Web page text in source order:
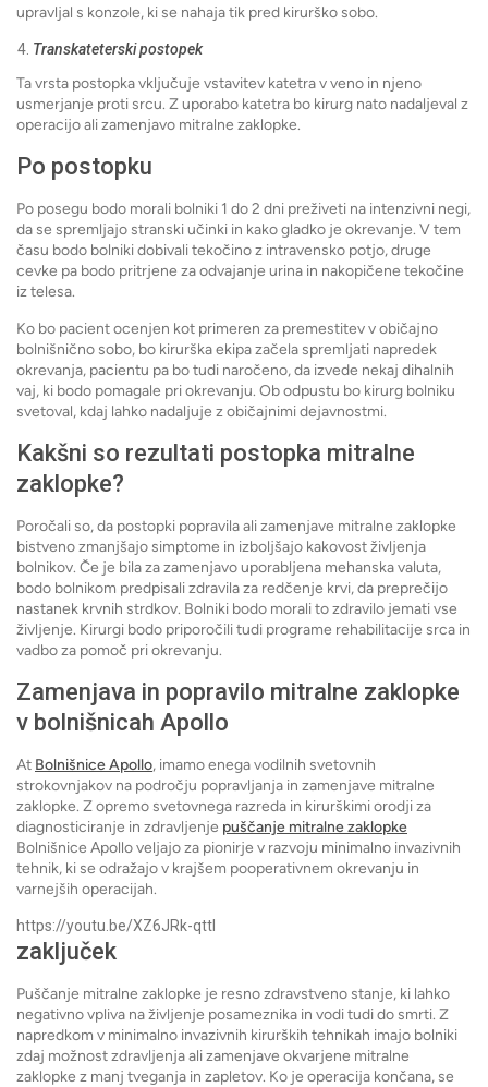
upravljal s konzole, ki se nahaja tik pred kirurško sobo.
Transkateterski postopek
Ta vrsta postopka vključuje vstavitev katetra v veno in njeno
usmerjanje proti srcu. Z uporabo katetra bo kirurg nato nadaljeval z
operacijo ali zamenjavo mitralne zaklopke.
Po postopku
Po posegu bodo morali bolniki 1 do 2 dni preživeti na intenzivni negi,
da se spremljajo stranski učinki in kako gladko je okrevanje. V tem
času bodo bolniki dobivali tekočino z intravensko potjo, druge
cevke pa bodo pritrjene za odvajanje urina in nakopičene tekočine
iz telesa.
Ko bo pacient ocenjen kot primeren za premestitev v običajno
bolnišnično sobo, bo kirurška ekipa začela spremljati napredek
okrevanja, pacientu pa bo tudi naročeno, da izvede nekaj dihalnih
vaj, ki bodo pomagale pri okrevanju. Ob odpustu bo kirurg bolniku
svetoval, kdaj lahko nadaljuje z običajnimi dejavnostmi.
Kakšni so rezultati postopka mitralne
zaklopke?
Poročali so, da postopki popravila ali zamenjave mitralne zaklopke
bistveno zmanjšajo simptome in izboljšajo kakovost življenja
bolnikov. Če je bila za zamenjavo uporabljena mehanska valuta,
bodo bolnikom predpisali zdravila za redčenje krvi, da preprečijo
nastanek krvnih strdkov. Bolniki bodo morali to zdravilo jemati vse
življenje. Kirurgi bodo priporočili tudi programe rehabilitacije srca in
vadbo za pomoč pri okrevanju.
Zamenjava in popravilo mitralne zaklopke
v bolnišnicah Apollo
At Bolnišnice Apollo, imamo enega vodilnih svetovnih
strokovnjakov na področju popravljanja in zamenjave mitralne
zaklopke. Z opremo svetovnega razreda in kirurškimi orodji za
diagnosticiranje in zdravljenje puščanje mitralne zaklopke
Bolnišnice Apollo veljajo za pionirje v razvoju minimalno invazivnih
tehnik, ki se odražajo v krajšem pooperativnem okrevanju in
varnejših operacijah.
https://youtu.be/XZ6JRk-qttI
zaključek
Puščanje mitralne zaklopke je resno zdravstveno stanje, ki lahko
negativno vpliva na življenje posameznika in vodi tudi do smrti. Z
napredkom v minimalno invazivnih kirurških tehnikah imajo bolniki
zdaj možnost zdravljenja ali zamenjave okvarjene mitralne
zaklopke z manj tveganja in zapletov. Ko je operacija končana, se